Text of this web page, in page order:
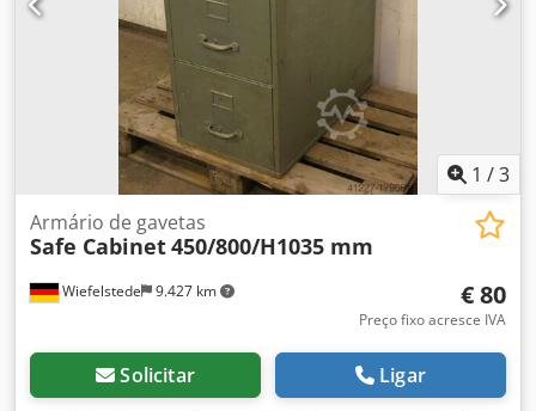
1 /3
Wiefelstede 9.427 km
Armário de gavetas
Safe Cabinet450/800/H1035 mm
€ 80
Preço fixo acresce IVA
Solicitar Ligar